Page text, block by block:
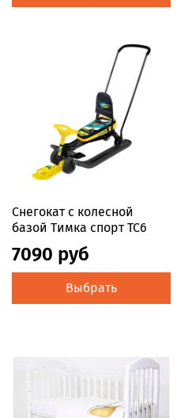
Снегокат с колесной
базой Тимка спорт ТС6
7090 руб
Выбрать